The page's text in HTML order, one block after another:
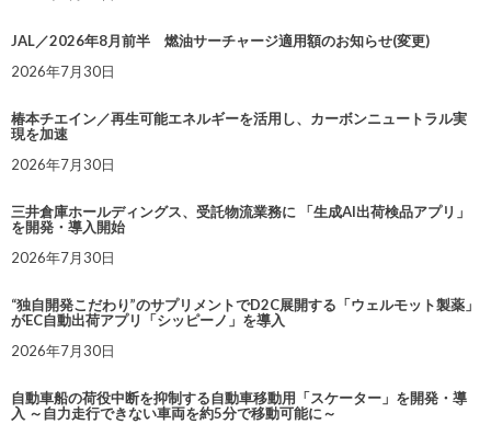
JAL／2026年8月前半 燃油サーチャージ適用額のお知らせ(変更)
2026年7月30日
椿本チエイン／再生可能エネルギーを活用し、カーボンニュートラル実
現を加速
2026年7月30日
三井倉庫ホールディングス、受託物流業務に 「生成AI出荷検品アプリ」
を開発・導入開始
2026年7月30日
“独自開発こだわり”のサプリメントでD2C展開する「ウェルモット製薬」
がEC自動出荷アプリ「シッピーノ」を導入
2026年7月30日
自動車船の荷役中断を抑制する自動車移動用「スケーター」を開発・導
入 ～自力走行できない車両を約5分で移動可能に～